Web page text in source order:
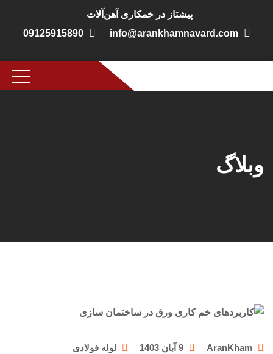
پیشتاز در خمکاری آهن‌آلات
info@arankhamnavard.com
09125915890
وبلاگ
AranKham 9 آبان 1403 لوله فولادی